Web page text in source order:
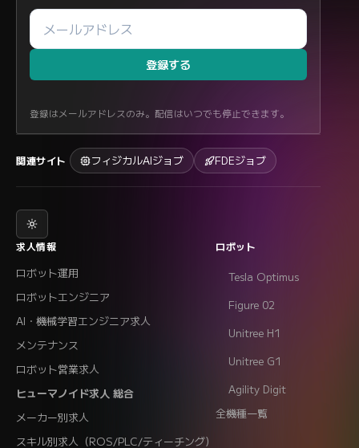
登録する
登録はメールアドレスのみ。配信はいつでも停止できます。
関連サイト フィジカルAIジョブ FDEジョブ
求人情報
ロボット運用
ロボットエンジニア
AI・機械学習エンジニア求人
メンテナンス
ロボット営業求人
ヒューマノイド求人 総合
メーカー別求人
スキル別求人（ROS/PLC/ティーチング）
ロボット
Tesla Optimus
Figure 02
Unitree H1
Unitree G1
Agility Digit
全機種一覧